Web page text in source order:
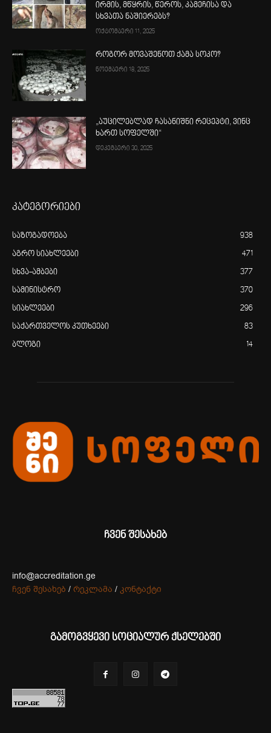
ირმის, მწყრის, წეროს, კამეჩისა და
სხვათა ნაშიერებს?
ოქტომბერი 11, 2025
როგორ მოვაშენოთ ქამა სოკო?
ნოემბერი 18, 2025
„აუცილებლად ჩასანიშნი რეცეპტი, ვინც
ხართ სოფელში“
დეკემბერი 30, 2025
კატეგორიები
საზოგადოება 938
აგრო სიახლეები 471
სხვა-ამბები 377
სამინისტრო 370
სიახლეები 296
საქართველოს კუთხეები 83
ბლოგი 14
ჩვენ შესახებ
info@accreditation.ge
ჩვენ შესახებ / რეკლამა / კონტაქტი
გამოგვყევი სოციალურ ქსელებში